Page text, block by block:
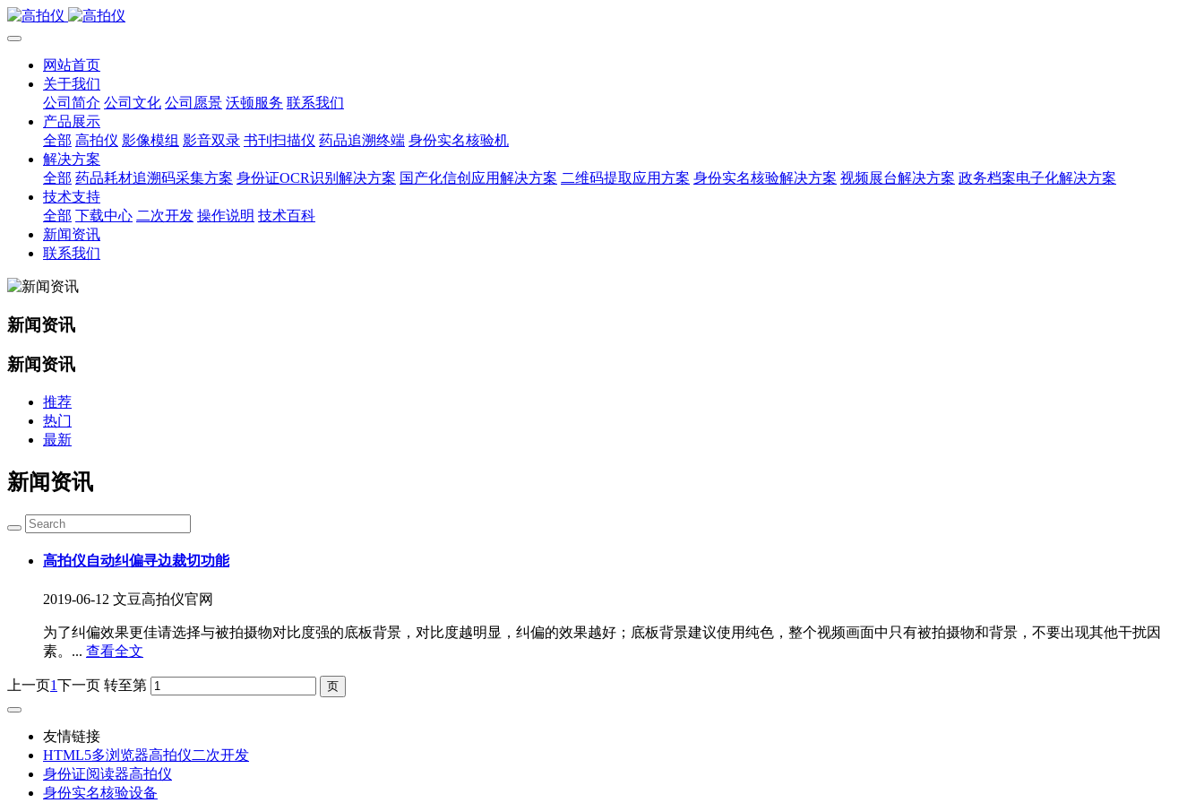
网站首页
关于我们
公司简介 公司文化 公司愿景 沃顿服务 联系我们
产品展示
全部 高拍仪 影像模组 影音双录 书刊扫描仪 药品追溯终端 身份实名核验机
解决方案
全部 药品耗材追溯码采集方案 身份证OCR识别解决方案 国产化信创应用解决方案 二维码提取应用方案 身份实名核验解决方案 视频展台解决方案 政务档案电子化解决方案
技术支持
全部 下载中心 二次开发 操作说明 技术百科
新闻资讯
联系我们
新闻资讯
新闻资讯
推荐
热门
最新
新闻资讯
高拍仪自动纠偏寻边裁切功能
2019-06-12 文豆高拍仪官网
为了纠偏效果更佳请选择与被拍摄物对比度强的底板背景，对比度越明显，纠偏的效果越好；底板背景建议使用纯色，整个视频画面中只有被拍摄物和背景，不要出现其他干扰因
素。... 查看全文
上一页1下一页 转至第
友情链接
HTML5多浏览器高拍仪二次开发
身份证阅读器高拍仪
身份实名核验设备